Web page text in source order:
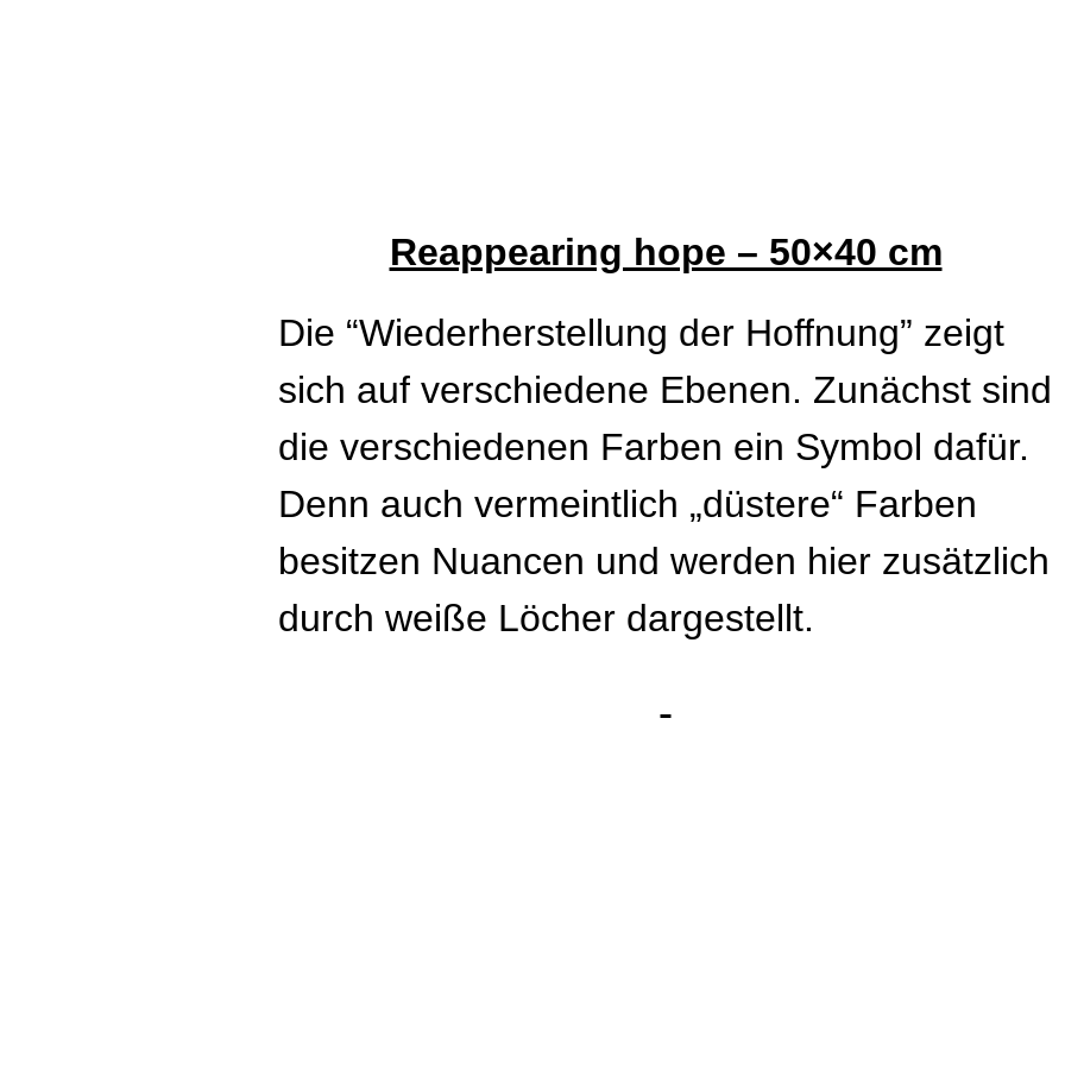
Reappearing hope – 50×40 cm
Die “Wiederherstellung der Hoffnung” zeigt
sich auf verschiedene Ebenen. Zunächst sind
die verschiedenen Farben ein Symbol dafür.
Denn auch vermeintlich „düstere“ Farben
besitzen Nuancen und werden hier zusätzlich
durch weiße Löcher dargestellt.